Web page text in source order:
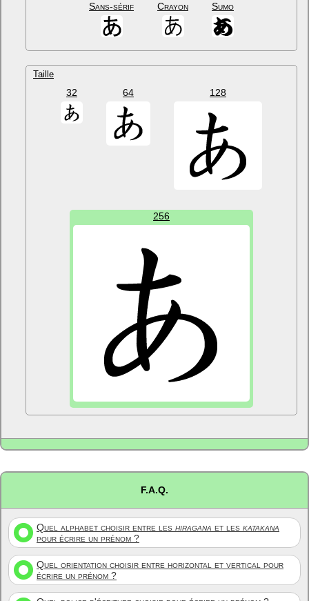
Sans-sérif Crayon Sumo
Taille
32 64 128
256
F.A.Q.
Quel alphabet choisir entre les hiragana et les katakana
pour écrire un prénom ?
Quel orientation choisir entre horizontal et vertical pour
écrire un prénom ?